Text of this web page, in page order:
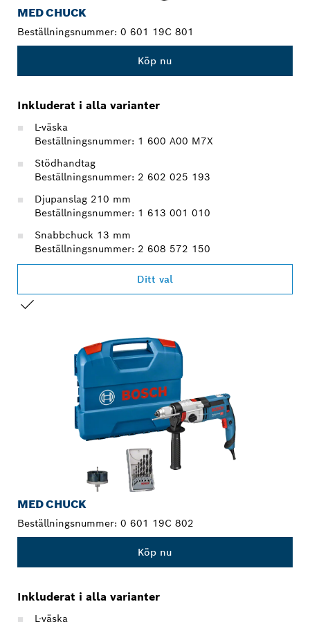
MED CHUCK
Beställningsnummer: 0 601 19C 801
Köp nu
Inkluderat i alla varianter
L-väska
Beställningsnummer: 1 600 A00 M7X
Stödhandtag
Beställningsnummer: 2 602 025 193
Djupanslag 210 mm
Beställningsnummer: 1 613 001 010
Snabbchuck 13 mm
Beställningsnummer: 2 608 572 150
Ditt val
MED CHUCK
Beställningsnummer: 0 601 19C 802
Köp nu
Inkluderat i alla varianter
L-väska